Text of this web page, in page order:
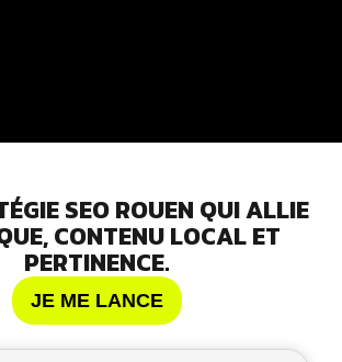
SEO ROUEN QUI ALLIE
CONTENU LOCAL ET
PERTINENCE.
JE ME LANCE